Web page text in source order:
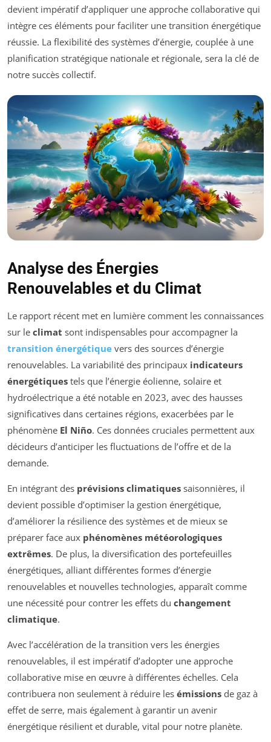
devient impératif d’appliquer une approche collaborative qui
intègre ces éléments pour faciliter une transition énergétique
réussie. La flexibilité des systèmes d’énergie, couplée à une
planification stratégique nationale et régionale, sera la clé de
notre succès collectif.
Analyse des Énergies
Renouvelables et du Climat
Le rapport récent met en lumière comment les connaissances
sur le climat sont indispensables pour accompagner la
transition énergétique vers des sources d’énergie
renouvelables. La variabilité des principaux indicateurs
énergétiques tels que l’énergie éolienne, solaire et
hydroélectrique a été notable en 2023, avec des hausses
significatives dans certaines régions, exacerbées par le
phénomène El Niño. Ces données cruciales permettent aux
décideurs d’anticiper les fluctuations de l’offre et de la
demande.
En intégrant des prévisions climatiques saisonnières, il
devient possible d’optimiser la gestion énergétique,
d’améliorer la résilience des systèmes et de mieux se
préparer face aux phénomènes météorologiques
extrêmes. De plus, la diversification des portefeuilles
énergétiques, alliant différentes formes d’énergie
renouvelables et nouvelles technologies, apparaît comme
une nécessité pour contrer les effets du changement
climatique.
Avec l’accélération de la transition vers les énergies
renouvelables, il est impératif d’adopter une approche
collaborative mise en œuvre à différentes échelles. Cela
contribuera non seulement à réduire les émissions de gaz à
effet de serre, mais également à garantir un avenir
énergétique résilient et durable, vital pour notre planète.